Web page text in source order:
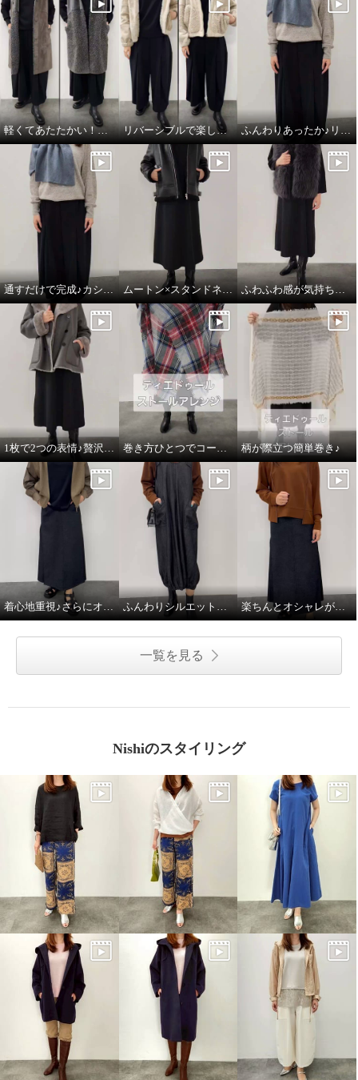
ゼラールスポーツ コットン１０
０％ 刺しゅうモティーフ ロング
スリーブ プルオーバー
ボーダー
¥0
ゼラールスポーツ ブラストライ
ンアクセント ストレートシルエ
ット デニムパンツ
インディゴ
¥0
軽くてあたたかい！フェイクムートンジレ リバーシブルで楽しめる♪あったかフェイクムートン ふんわりあったか♪リネン×カシミヤの心地良さ
通すだけで完成♪カシミヤのごほうびマフラー ムートン×スタンドネックのこなれ感 ふわふわ感が気持ちいい♪大人の贅沢ベスト
巻き方ひとつでコーデがかわるストール♪ 柄が際立つ簡単巻き♪
着心地重視♪さらにオシャレ感あり ふんわりシルエットで、デニムがやさしく見える♪ 楽ちんとオシャレが同時に叶う♪
一覧を見る
Nishiのスタイリング